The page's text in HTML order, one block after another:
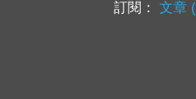
訂閱： 文章